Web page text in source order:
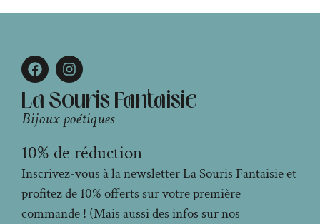
La Souris Fantaisie
Bijoux poétiques
10% de réduction
Inscrivez-vous à la newsletter La Souris Fantaisie et
profitez de 10% offerts sur votre première
commande ! (Mais aussi des infos sur nos